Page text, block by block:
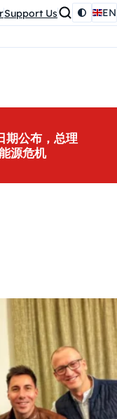
Support Us EN
公布，总理
源危机